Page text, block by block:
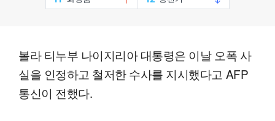
볼라 티누부 나이지리아 대통령은 이날 오폭 사
실을 인정하고 철저한 수사를 지시했다고 AFP
통신이 전했다.